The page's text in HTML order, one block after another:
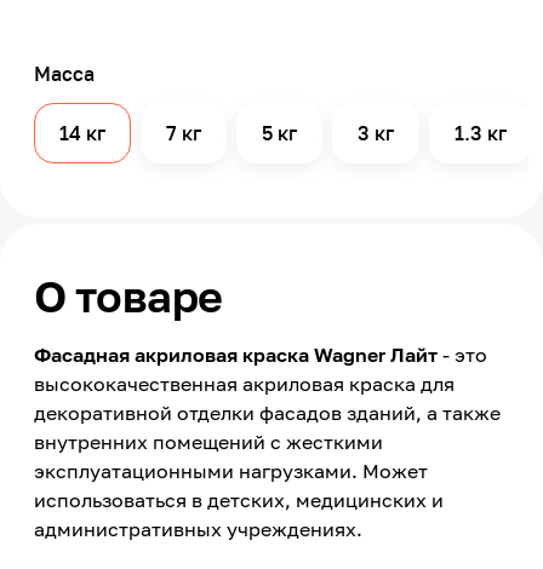
Масса
14 кг 7 кг 5 кг 3 кг 1.3 кг
О товаре
Фасадная акриловая краска Wagner Лайт - это
высококачественная акриловая краска для
декоративной отделки фасадов зданий, а также
внутренних помещений с жесткими
эксплуатационными нагрузками. Может
использоваться в детских, медицинских и
административных учреждениях.